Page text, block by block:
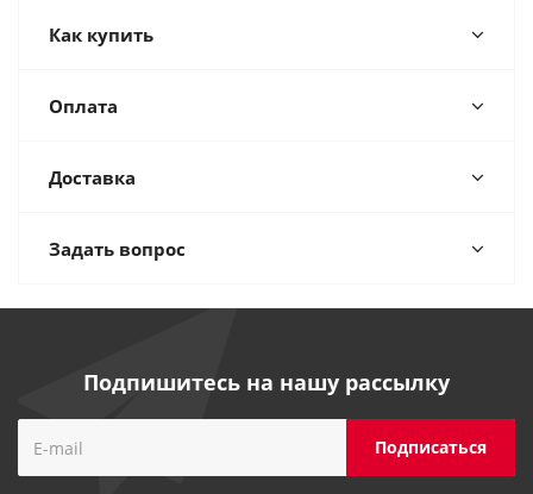
Как купить
Оплата
Доставка
Задать вопрос
Подпишитесь на нашу рассылку